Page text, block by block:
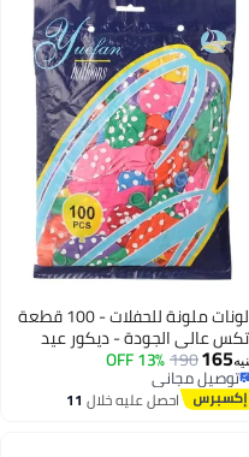
بالونات ملونة للحفلات - 100 قطعة
عالي الجودة - ديكور عيد
وأعياد ومناسبات165
190
13% OFF
توصيل مجاني
توصيل مجانياحصل عليه خلال 11